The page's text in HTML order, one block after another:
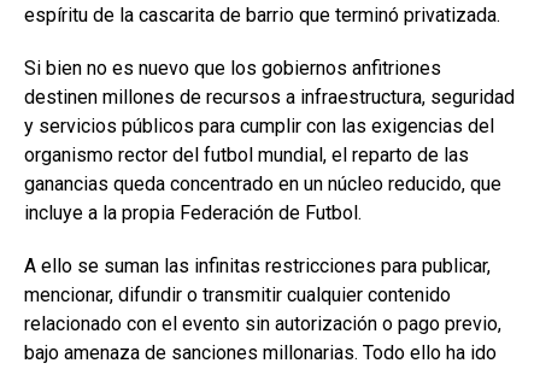
espíritu de la cascarita de barrio que terminó privatizada.
Si bien no es nuevo que los gobiernos anfitriones
destinen millones de recursos a infraestructura, seguridad
y servicios públicos para cumplir con las exigencias del
organismo rector del futbol mundial, el reparto de las
ganancias queda concentrado en un núcleo reducido, que
incluye a la propia Federación de Futbol.
A ello se suman las infinitas restricciones para publicar,
mencionar, difundir o transmitir cualquier contenido
relacionado con el evento sin autorización o pago previo,
bajo amenaza de sanciones millonarias. Todo ello ha ido